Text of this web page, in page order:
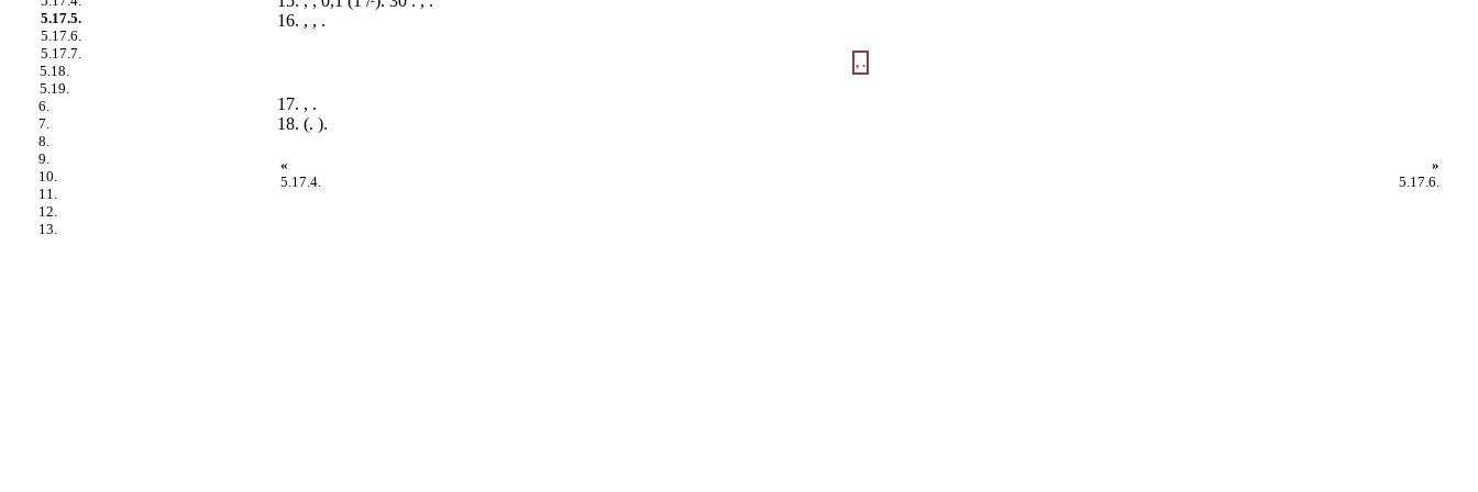
5.17.5.
5.17.6.
5.17.7.
5.18.
5.19.
6.
7.
8.
9.
10.
11.
12.
13.
16. , , .
, .
17. , .
18. (. ).
«
5.17.4.
»
5.17.6.